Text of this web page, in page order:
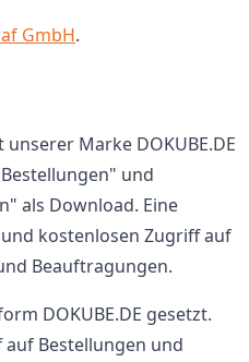
GmbH.
Marke DOKUBE.DE
und
als Download. Eine
kostenlosen Zugriff auf
Beauftragungen.
DOKUBE.DE gesetzt.
Bestellungen und